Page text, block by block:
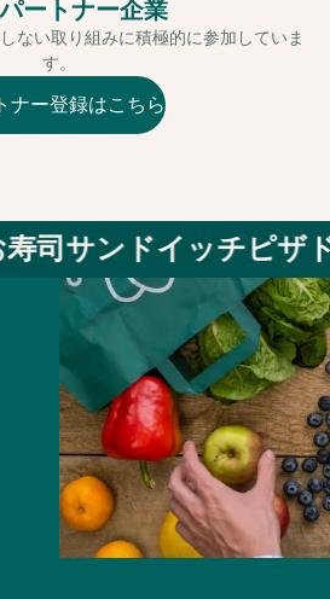
ートナー企業
ない取り組みに積極的に参加していま
す。
ナー登録はこちら
サンドイッチピザド